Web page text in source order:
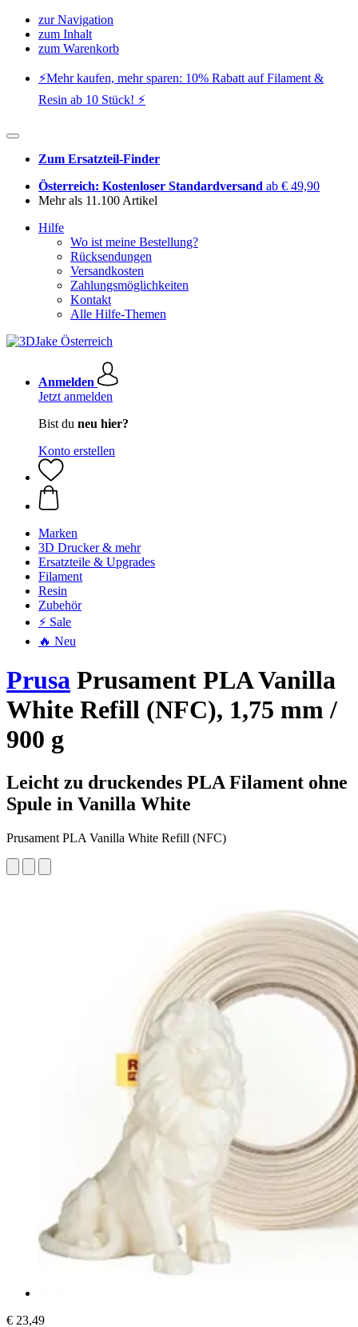
zur Navigation
zum Inhalt
zum Warenkorb
⚡️Mehr kaufen, mehr sparen: 10% Rabatt auf Filament &
Resin ab 10 Stück! ⚡️
Zum Ersatzteil-Finder
Österreich: Kostenloser Standardversand ab € 49,90
Mehr als 11.100 Artikel
Hilfe
Wo ist meine Bestellung?
Rücksendungen
Versandkosten
Zahlungsmöglichkeiten
Kontakt
Alle Hilfe-Themen
Anmelden
Jetzt anmelden
Bist du neu hier?
Konto erstellen
Marken
3D Drucker & mehr
Ersatzteile & Upgrades
Filament
Resin
Zubehör
⚡ Sale
🔥 Neu
Prusa Prusament PLA Vanilla
White Refill (NFC), 1,75 mm /
900 g
Leicht zu druckendes PLA Filament ohne
Spule in Vanilla White
Prusament PLA Vanilla White Refill (NFC)
€ 23,49